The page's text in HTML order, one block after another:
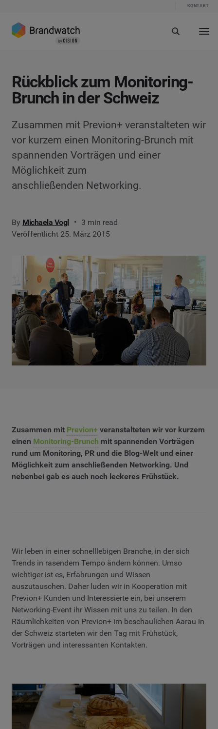
KONTAKT
Rückblick zum Monitoring-
Brunch in der Schweiz
Zusammen mit Previon+ veranstalteten wir
vor kurzem einen Monitoring-Brunch mit
spannenden Vorträgen und einer
Möglichkeit zum
anschließenden Networking.
By Michaela Vogl
3 min read
Veröffentlicht 25. März 2015
Zusammen mit Previon+ veranstalteten wir vor kurzem
einen Monitoring-Brunch mit spannenden Vorträgen
rund um Monitoring, PR und die Blog-Welt und einer
Möglichkeit zum anschließenden Networking. Und
nebenbei gab es auch noch leckeres Frühstück.
Wir leben in einer schnelllebigen Branche, in der sich
Trends in rasendem Tempo ändern können. Umso
wichtiger ist es, Erfahrungen und Wissen
auszutauschen. Daher luden wir in Kooperation mit
Previon+ Kunden und Interessierte ein, bei unserem
Networking-Event ihr Wissen mit uns zu teilen. In den
Räumlichkeiten von Previon+ im beschaulichen Aarau in
der Schweiz starteten wir den Tag mit Frühstück,
Vorträgen und interessanten Kontakten.